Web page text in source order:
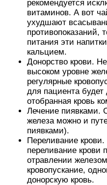
рекомендуется
витаминов. А вот
ухудшают
противопоказаний,
питания эти
кальцием.
Донорство крови.
высоком уровне
регулярные
для пациента будет
отобранная кровь
Лечение пиявками.
железа можно и
пиявками).
Переливание
переливание крови
отравлении
кровопускание,
донорскую кровь.